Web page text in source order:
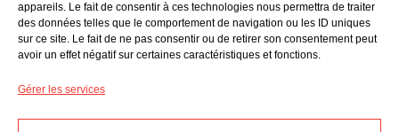
appareils. Le fait de consentir à ces technologies nous permettra de traiter
des données telles que le comportement de navigation ou les ID uniques
sur ce site. Le fait de ne pas consentir ou de retirer son consentement peut
avoir un effet négatif sur certaines caractéristiques et fonctions.
Gérer les services
L’accessibilité
Les liens utiles
Programmation